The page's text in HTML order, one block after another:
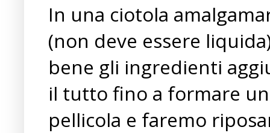
In una ciotola
(non deve essere
bene gli ingredienti
il tutto fino a formare
pellicola e faremo